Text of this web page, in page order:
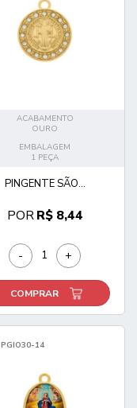
ACABAMENTO
OURO
EMBALAGEM
1 PEÇA
PINGENTE SÃO...
PORR$ 8,44
- +
COMPRAR
PGIO30-14